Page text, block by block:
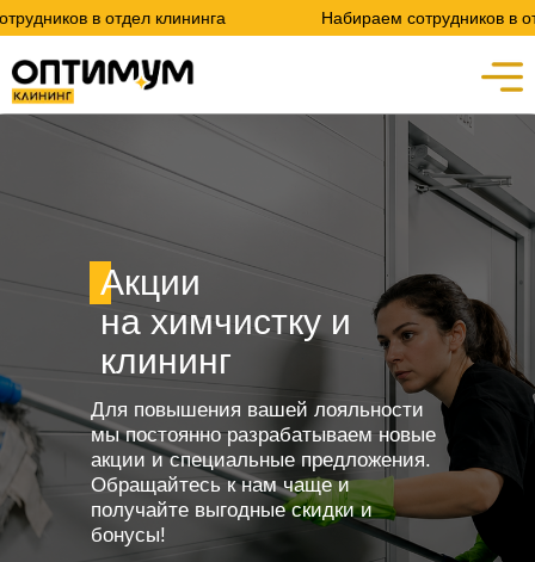
в отдел клининга Набираем сотрудников в
Для повышения вашей лояльности
мы постоянно разрабатываем новые
акции и специальные предложения.
Обращайтесь к нам чаще и
получайте выгодные скидки и
бонусы!
Акции
на химчистку и
клининг